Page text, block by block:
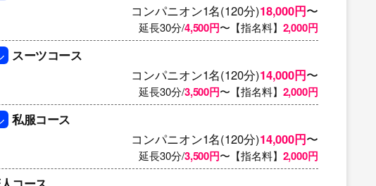
コンパニオン1名(120分)18,000円〜
延長30分/4,500円〜【指名料】 2,000円
スーツコース
コンパニオン1名(120分)14,000円〜
延長30分/3,500円〜【指名料】 2,000円
私服コース
コンパニオン1名(120分)14,000円〜
延長30分/3,500円〜【指名料】 2,000円